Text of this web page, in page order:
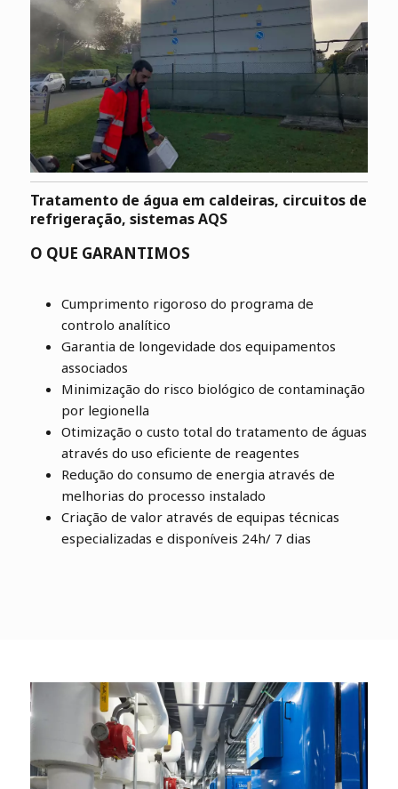
Tratamento de água em caldeiras, circuitos de
refrigeração, sistemas AQS
O QUE GARANTIMOS
Cumprimento rigoroso do programa de
controlo analítico
Garantia de longevidade dos equipamentos
associados
Minimização do risco biológico de contaminação
por legionella
Otimização o custo total do tratamento de águas
através do uso eficiente de reagentes
Redução do consumo de energia através de
melhorias do processo instalado
Criação de valor através de equipas técnicas
especializadas e disponíveis 24h/ 7 dias